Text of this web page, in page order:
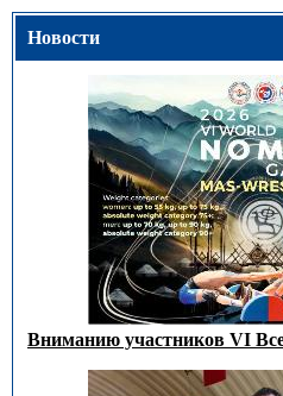
Новости
Вниманию участников VI